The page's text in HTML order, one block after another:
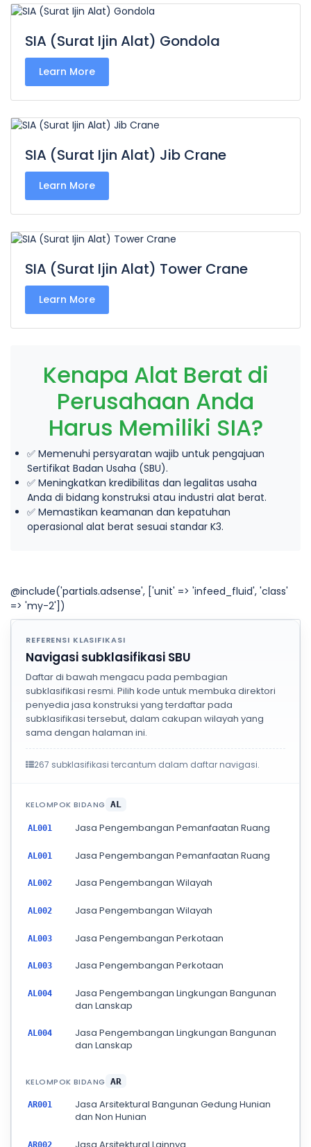
SIA (Surat Ijin Alat) Gondola
Learn More
SIA (Surat Ijin Alat) Jib Crane
Learn More
SIA (Surat Ijin Alat) Tower Crane
Learn More
Kenapa Alat Berat di
Perusahaan Anda
Harus Memiliki SIA?
✅ Memenuhi persyaratan wajib untuk pengajuan
Sertifikat Badan Usaha (SBU).
✅ Meningkatkan kredibilitas dan legalitas usaha
Anda di bidang konstruksi atau industri alat berat.
✅ Memastikan keamanan dan kepatuhan
operasional alat berat sesuai standar K3.
@include('partials.adsense', ['unit' => 'infeed_fluid', 'class'
=> 'my-2'])
REFERENSI KLASIFIKASI
Navigasi subklasifikasi SBU
Daftar di bawah mengacu pada pembagian
subklasifikasi resmi. Pilih kode untuk membuka direktori
penyedia jasa konstruksi yang terdaftar pada
subklasifikasi tersebut, dalam cakupan wilayah yang
sama dengan halaman ini.
267 subklasifikasi tercantum dalam daftar navigasi.
KELOMPOK BIDANG AL
AL001 Jasa Pengembangan Pemanfaatan Ruang
AL001 Jasa Pengembangan Pemanfaatan Ruang
AL002 Jasa Pengembangan Wilayah
AL002 Jasa Pengembangan Wilayah
AL003 Jasa Pengembangan Perkotaan
AL003 Jasa Pengembangan Perkotaan
AL004
Jasa Pengembangan Lingkungan Bangunan
dan Lanskap
AL004
Jasa Pengembangan Lingkungan Bangunan
dan Lanskap
KELOMPOK BIDANG AR
AR001
Jasa Arsitektural Bangunan Gedung Hunian
dan Non Hunian
AR002